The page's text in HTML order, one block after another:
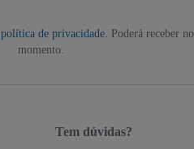
política de privacidade. Poderá receber
momento.
Tem dúvidas?